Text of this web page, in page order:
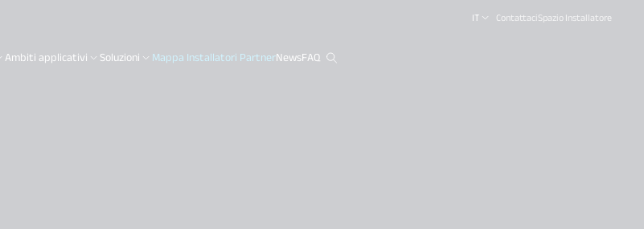
IT ContattaciSpazio Installatore
Ambiti applicativi Soluzioni Mappa Installatori PartnerNewsFAQ